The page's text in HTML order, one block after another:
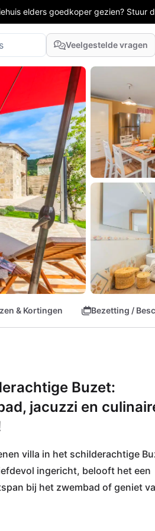
elders goedkoper gezien? Stuur
Veelgestelde vragen
& Kortingen Bezetting /
Buzet:
jacuzzi en
villa in het schilderachtige
ingericht, belooft het een
bij het zwembad of geniet
onvervuld!